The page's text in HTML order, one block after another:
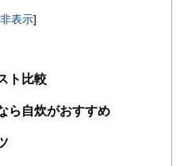
きるようわかりやすく発信していま
らし」に関する書籍・雑誌の編集経
案から記事掲載まですべての工程に
取引士、相続診断士、住宅ローンア
非表示]
ト比較
ら自炊がおすすめ